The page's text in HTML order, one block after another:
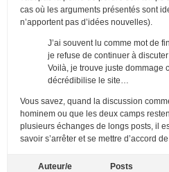
cas où les arguments présentés sont
n’apportent pas d’idées nouvelles).
J’ai souvent lu comme mot de
je refuse de continuer à discuter
Voilà, je trouve juste dommage
décrédibilise le site…
Vous savez, quand la discussion
hominem ou que les deux camps
plusieurs échanges de longs posts, il
savoir s’arrêter et se mettre d’accord
Auteur/e Posts